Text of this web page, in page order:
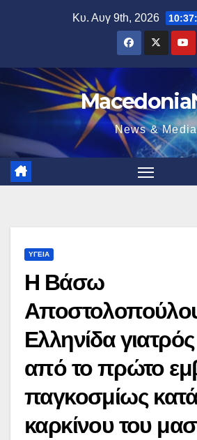
Κυ. Αυγ 9th, 2026
News & Media
ΥΓΕΊΑ
Η Βάσω
Αποστολοπούλου
Ελληνίδα
από το πρώτο
παγκοσμίως
καρκίνου του